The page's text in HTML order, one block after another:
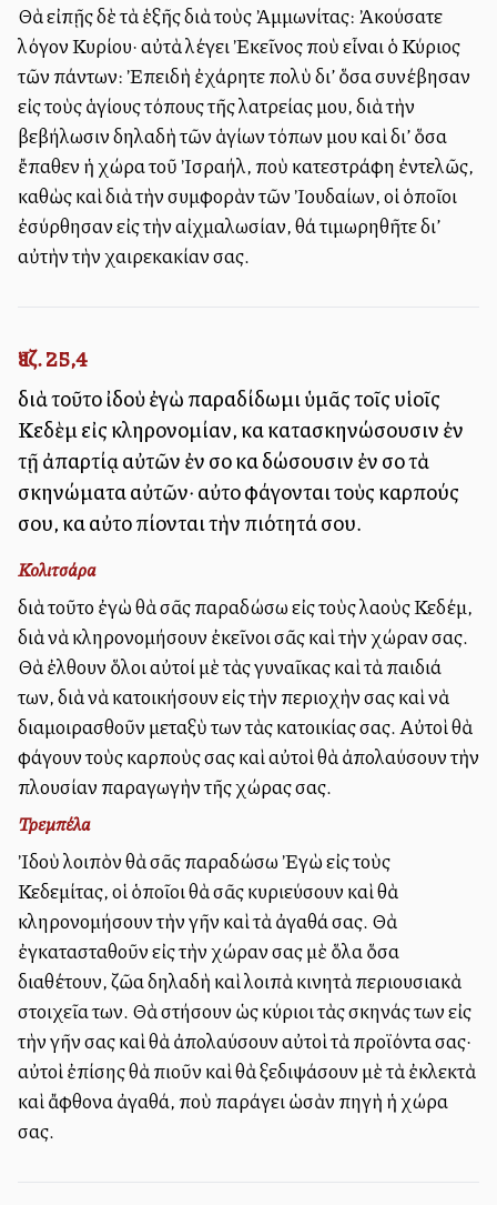
Θὰ εἰπῇς δὲ τὰ ἑξῆς διὰ τοὺς Ἀμμωνίτας: Ἀκούσατε
λόγον Κυρίου· αὐτὰ λέγει Ἐκεῖνος ποὺ εἶναι ὁ Κύριος
τῶν πάντων: Ἐπειδὴ ἐχάρητε πολὺ δι’ ὅσα συνέβησαν
εἰς τοὺς ἁγίους τόπους τῆς λατρείας μου, διὰ τὴν
βεβήλωσιν δηλαδὴ τῶν ἁγίων τόπων μου καὶ δι’ ὅσα
ἔπαθεν ἡ χώρα τοῦ Ἰσραήλ, ποὺ κατεστράφη ἐντελῶς,
καθὼς καὶ διὰ τὴν συμφορὰν τῶν Ἰουδαίων, οἱ ὁποῖοι
ἐσύρθησαν εἰς τὴν αἰχμαλωσίαν, θά τιμωρηθῆτε δι’
αὐτὴν τὴν χαιρεκακίαν σας.
Ἰεζ. 25,4
διὰ τοῦτο ἰδοὺ ἐγὼ παραδίδωμι ὑμᾶς τοῖς υἱοῖς
Κεδὲμ εἰς κληρονομίαν, καὶ κατασκηνώσουσιν ἐν
τῇ ἀπαρτίᾳ αὐτῶν ἐν σοὶ καὶ δώσουσιν ἐν σοὶ τὰ
σκηνώματα αὐτῶν· αὐτοὶ φάγονται τοὺς καρπούς
σου, καὶ αὐτοὶ πίονται τὴν πιότητά σου.
Κολιτσάρα
διὰ τοῦτο ἐγὼ θὰ σᾶς παραδώσω εἰς τοὺς λαοὺς Κεδέμ,
διὰ νὰ κληρονομήσουν ἐκεῖνοι σᾶς καὶ τὴν χώραν σας.
Θὰ ἐλθουν ὅλοι αὐτοί μὲ τὰς γυναῖκας καὶ τὰ παιδιά
των, διὰ νὰ κατοικήσουν εἰς τὴν περιοχὴν σας καὶ νὰ
διαμοιρασθοῦν μεταξὺ των τὰς κατοικίας σας. Αὐτοὶ θὰ
φάγουν τοὺς καρποὺς σας καὶ αὐτοὶ θὰ ἀπολαύσουν τὴν
πλουσίαν παραγωγὴν τῆς χώρας σας.
Τρεμπέλα
Ἰδοὺ λοιπὸν θὰ σᾶς παραδώσω Ἐγὼ εἰς τοὺς
Κεδεμίτας, οἱ ὁποῖοι θὰ σᾶς κυριεύσουν καὶ θὰ
κληρονομήσουν τὴν γῆν καὶ τὰ ἀγαθά σας. Θὰ
ἐγκατασταθοῦν εἰς τὴν χώραν σας μὲ ὅλα ὅσα
διαθέτουν, ζῶα δηλαδὴ καὶ λοιπὰ κινητὰ περιουσιακὰ
στοιχεῖα των. Θὰ στήσουν ὡς κύριοι τὰς σκηνάς των εἰς
τὴν γῆν σας καὶ θὰ ἀπολαύσουν αὐτοὶ τὰ προϊόντα σας·
αὐτοὶ ἐπίσης θὰ πιοῦν καὶ θὰ ξεδιψάσουν μὲ τὰ ἐκλεκτὰ
καὶ ἄφθονα ἀγαθά, ποὺ παράγει ὡσὰν πηγὴ ἡ χώρα
σας.